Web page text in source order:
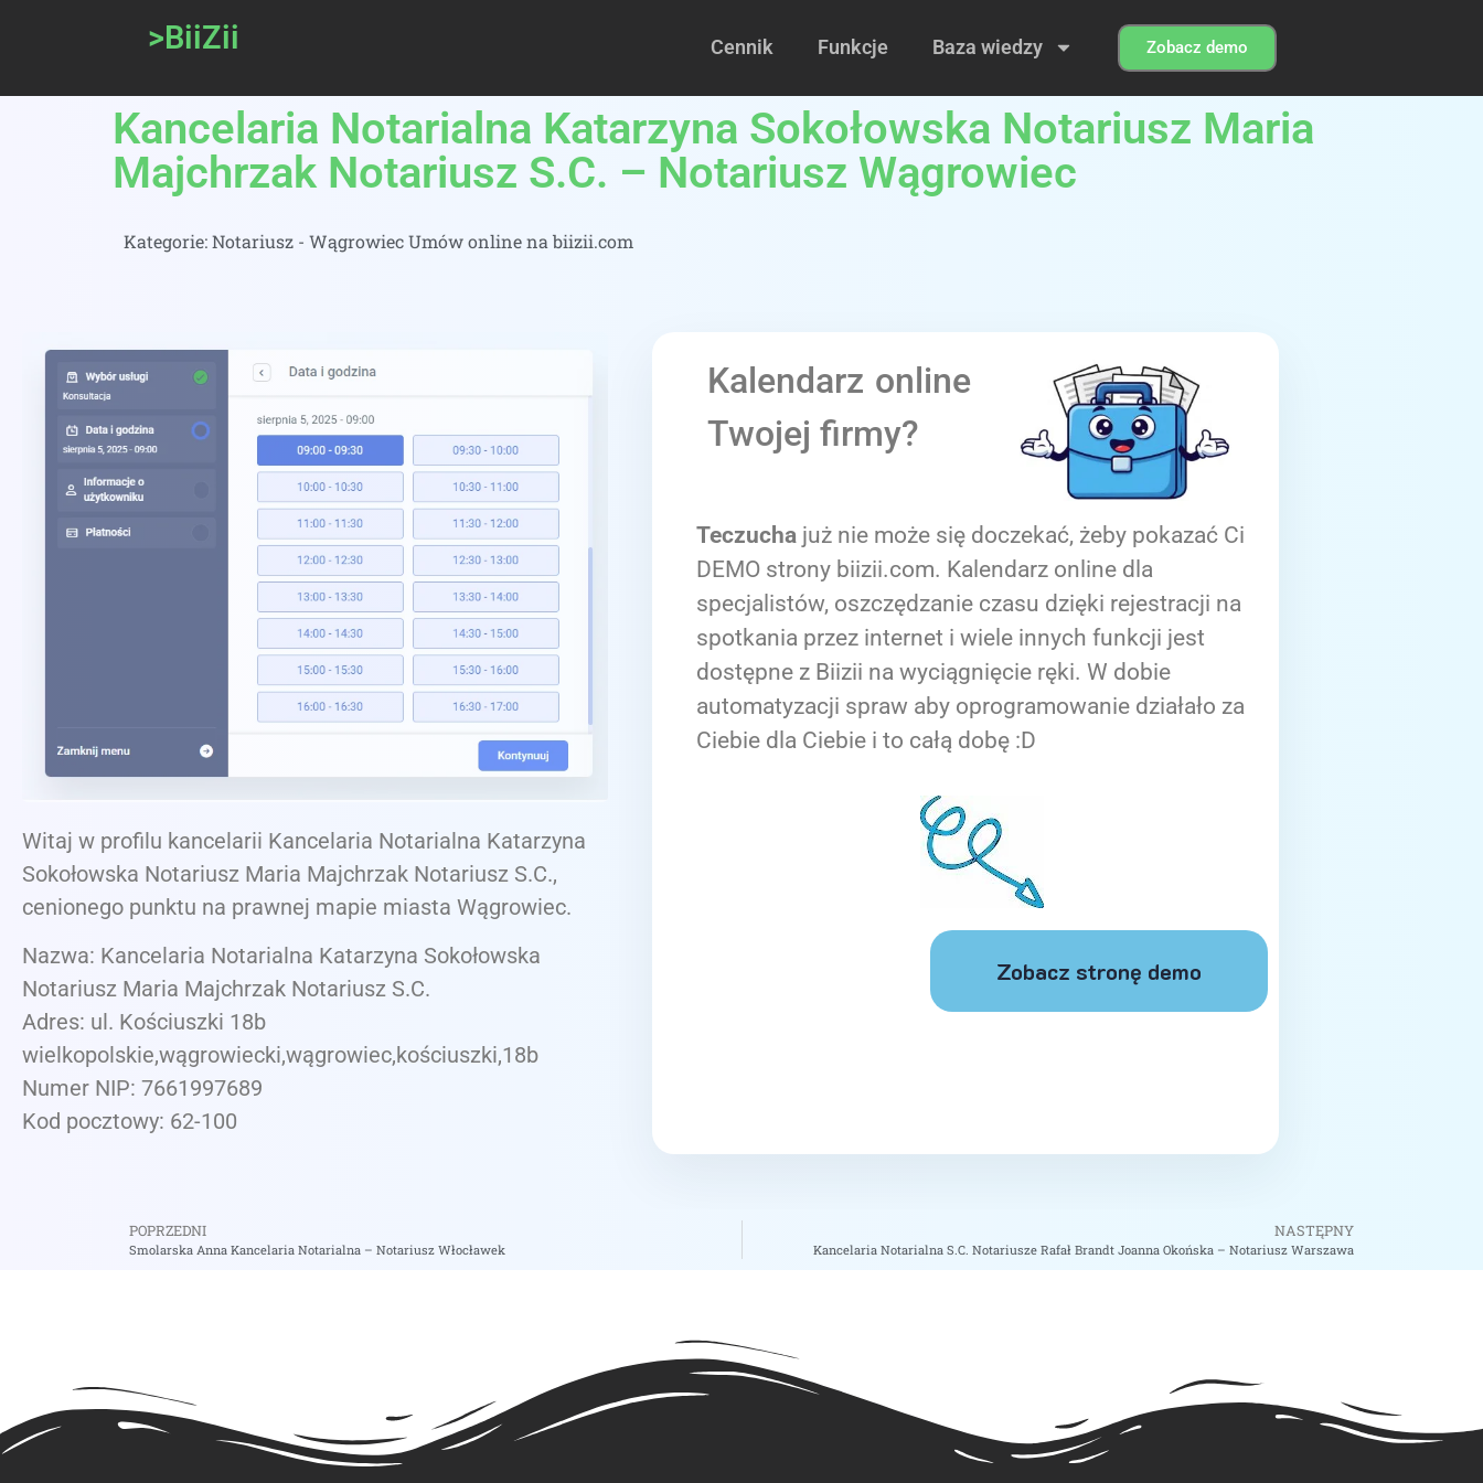
>BiiZii Cennik Funkcje Baza wiedzy Zobacz demo
Kancelaria Notarialna Katarzyna Sokołowska Notariusz Maria
Majchrzak Notariusz S.C. – Notariusz Wągrowiec
Kategorie:Notariusz - Wągrowiec Umów online na biizii.com
Witaj w profilu kancelarii Kancelaria Notarialna Katarzyna
Sokołowska Notariusz Maria Majchrzak Notariusz S.C.,
cenionego punktu na prawnej mapie miasta Wągrowiec.
Nazwa: Kancelaria Notarialna Katarzyna Sokołowska
Notariusz Maria Majchrzak Notariusz S.C.
Adres: ul. Kościuszki 18b
wielkopolskie,wągrowiecki,wągrowiec,kościuszki,18b
Numer NIP: 7661997689
Kod pocztowy: 62-100
Kalendarz online
Twojej firmy?
Teczucha już nie może się doczekać, żeby pokazać Ci
DEMO strony biizii.com. Kalendarz online dla
specjalistów, oszczędzanie czasu dzięki rejestracji na
spotkania przez internet i wiele innych funkcji jest
dostępne z Biizii na wyciągnięcie ręki. W dobie
automatyzacji spraw aby oprogramowanie działało za
Ciebie dla Ciebie i to całą dobę :D
Zobacz stronę demo
POPRZEDNI
Smolarska Anna Kancelaria Notarialna – Notariusz Włocławek
NASTĘPNY
Kancelaria Notarialna S.C. Notariusze Rafał Brandt Joanna Okońska – Notariusz Warszawa